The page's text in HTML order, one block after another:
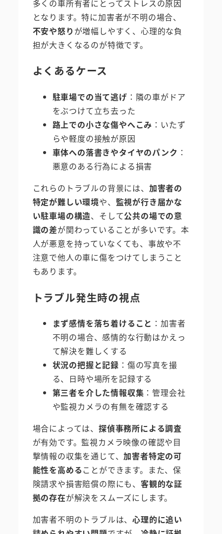
多くの車所有者にとってストレスの原因
となります。特に加害者が不明の場合、
不安や怒り が増幅しやすく、心理的な負
担が大きくなるのが特徴です。
よくあるケース
駐車場での当て逃げ ：隣の車がドア
をぶつけて立ち去った
路上での小さな傷やへこみ ：いたず
らや軽度の接触が原因
車体への落書きやタイヤのパンク ：
悪意のある行為による損害
これらのトラブルの背景には、 加害者の
特定が難しい環境や、 監視が行き届かな
い駐車場の構造、そして公共の場での意
識の差が関わっていることが多いです。本
人が悪意を持っていなくても、事故や不
注意で他人の車に傷をつけてしまうこと
もあります。
トラブル発生時の視点
まず感情を落ち着けること ：加害者
不明の場合、感情的な行動はかえっ
て解決を難しくする
状況の把握と記録 ：傷の写真を撮
る、日時や場所を記録する
第三者を介した情報収集 ：管理会社
や監視カメラの有無を確認する
場合によっては、 探偵事務所による調査
が有効です。監視カメラ映像の確認や目
撃情報の収集を通じて、加害者特定の可
能性を高めることができます。また、保
険請求や損害賠償の際にも、 客観的な証
拠の存在が解決をスムーズにします。
加害者不明のトラブルは、心理的に追い